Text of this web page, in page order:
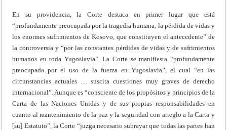
En su providencia, la Corte destaca en primer lugar que está
“profundamente preocupada por la tragedia humana, la pérdida de vidas y
los enormes sufrimientos de Kosovo, que constituyen el antecedente” de
la controversia y “por las constantes pérdidas de vidas y de sufrimientos
humanos en toda Yugoslavia”. La Corte se manifiesta “profundamente
preocupada por el uso de la fuerza en Yugoslavia”, el cual “en las
circunstancias actuales … suscita cuestiones muy graves de derecho
internacional”. Aunque es “consciente de los propósitos y principios de la
Carta de las Naciones Unidas y de sus propias responsabilidades en
cuanto al mantenimiento de la paz y la seguridad con arreglo a la Carta y
[su] Estatuto”, la Corte “juzga necesario subrayar que todas las partes han